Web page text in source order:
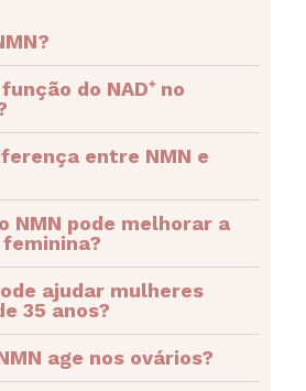
do NAD⁺ no
entre NMN e
NMN pode melhorar a
ajudar mulheres
35 anos?
age nos ovários?